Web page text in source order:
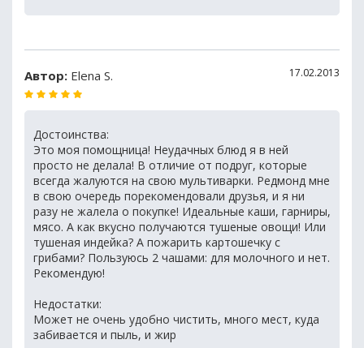
Автор: Elena S. 17.02.2013
Достоинства:
Это моя помощница! Неудачных блюд я в ней
просто не делала! В отличие от подруг, которые
всегда жалуются на свою мультиварки. Редмонд мне
в свою очередь порекомендовали друзья, и я ни
разу не жалела о покупке! Идеальные каши, гарниры,
мясо. А как вкусно получаются тушеные овощи! Или
тушеная индейка? А пожарить картошечку с
грибами? Пользуюсь 2 чашами: для молочного и нет.
Рекомендую!
Недостатки:
Может не очень удобно чистить, много мест, куда
забивается и пыль, и жир